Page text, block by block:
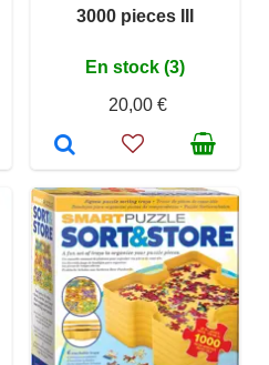
3000 pieces III
En stock (3)
20,00 €